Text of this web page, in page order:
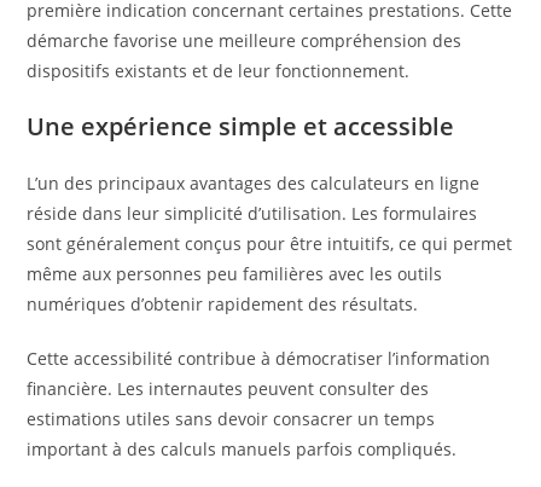
première indication concernant certaines prestations. Cette
démarche favorise une meilleure compréhension des
dispositifs existants et de leur fonctionnement.
Une expérience simple et accessible
L’un des principaux avantages des calculateurs en ligne
réside dans leur simplicité d’utilisation. Les formulaires
sont généralement conçus pour être intuitifs, ce qui permet
même aux personnes peu familières avec les outils
numériques d’obtenir rapidement des résultats.
Cette accessibilité contribue à démocratiser l’information
financière. Les internautes peuvent consulter des
estimations utiles sans devoir consacrer un temps
important à des calculs manuels parfois compliqués.